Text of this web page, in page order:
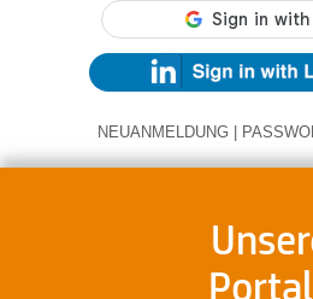
NEUANMELDUNG |